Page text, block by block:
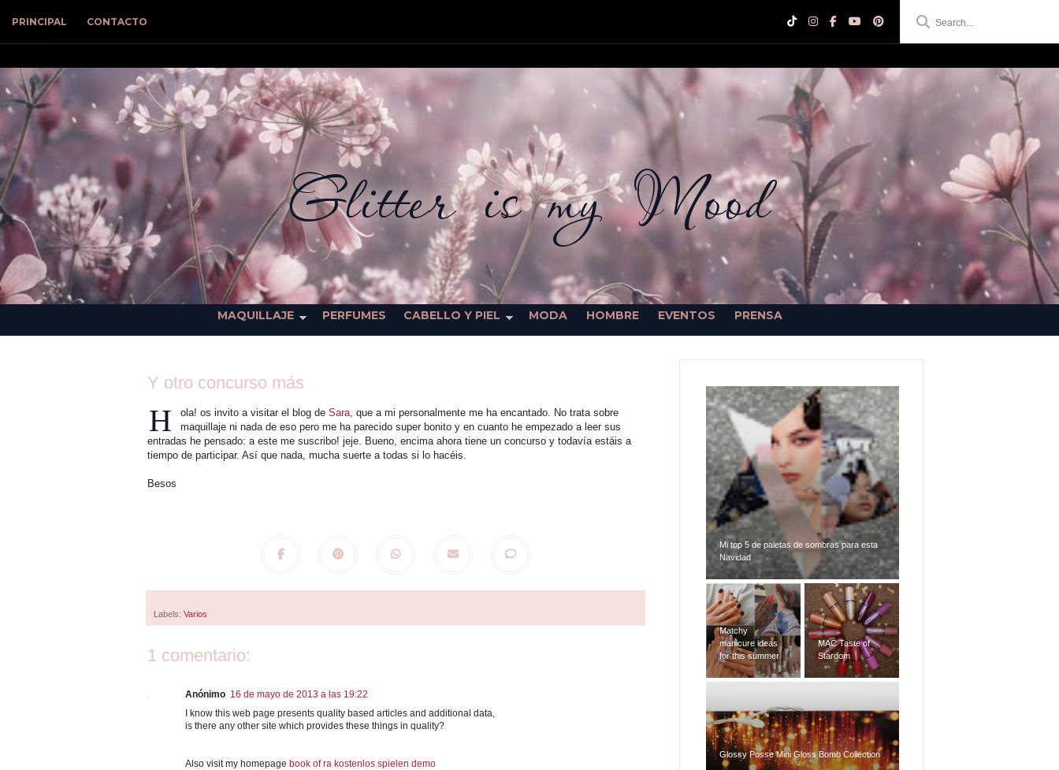
PRINCIPAL CONTACTO
Glitter is my Mood
MAQUILLAJE PERFUMES CABELLO Y PIEL MODA HOMBRE EVENTOS
PRENSA
Y otro concurso más
H ola! os invito a visitar el blog de Sara , que a mi personalmente me ha encantado. No trata sobre
maquillaje ni nada de eso pero me ha parecido super bonito y en cuanto he empezado a leer sus
entradas he pensado: a este me suscribo! jeje. Bueno, encima ahora tiene un concurso y todavía estáis a
tiempo de participar. Así que nada, mucha suerte a todas si lo hacéis.
Besos
Labels: Varios
1 comentario:
Anónimo 16 de mayo de 2013 a las 19:22
I know this web page presents quality based articles and additional data,
is there any other site which provides these things in quality?
Also visit my homepage book of ra kostenlos spielen demo
Mi top 5 de paletas de sombras para esta
Navidad
Matchy
manicure ideas
for this summer
MAC Taste of
Stardom
Glossy Posse Mini Gloss Bomb Collection